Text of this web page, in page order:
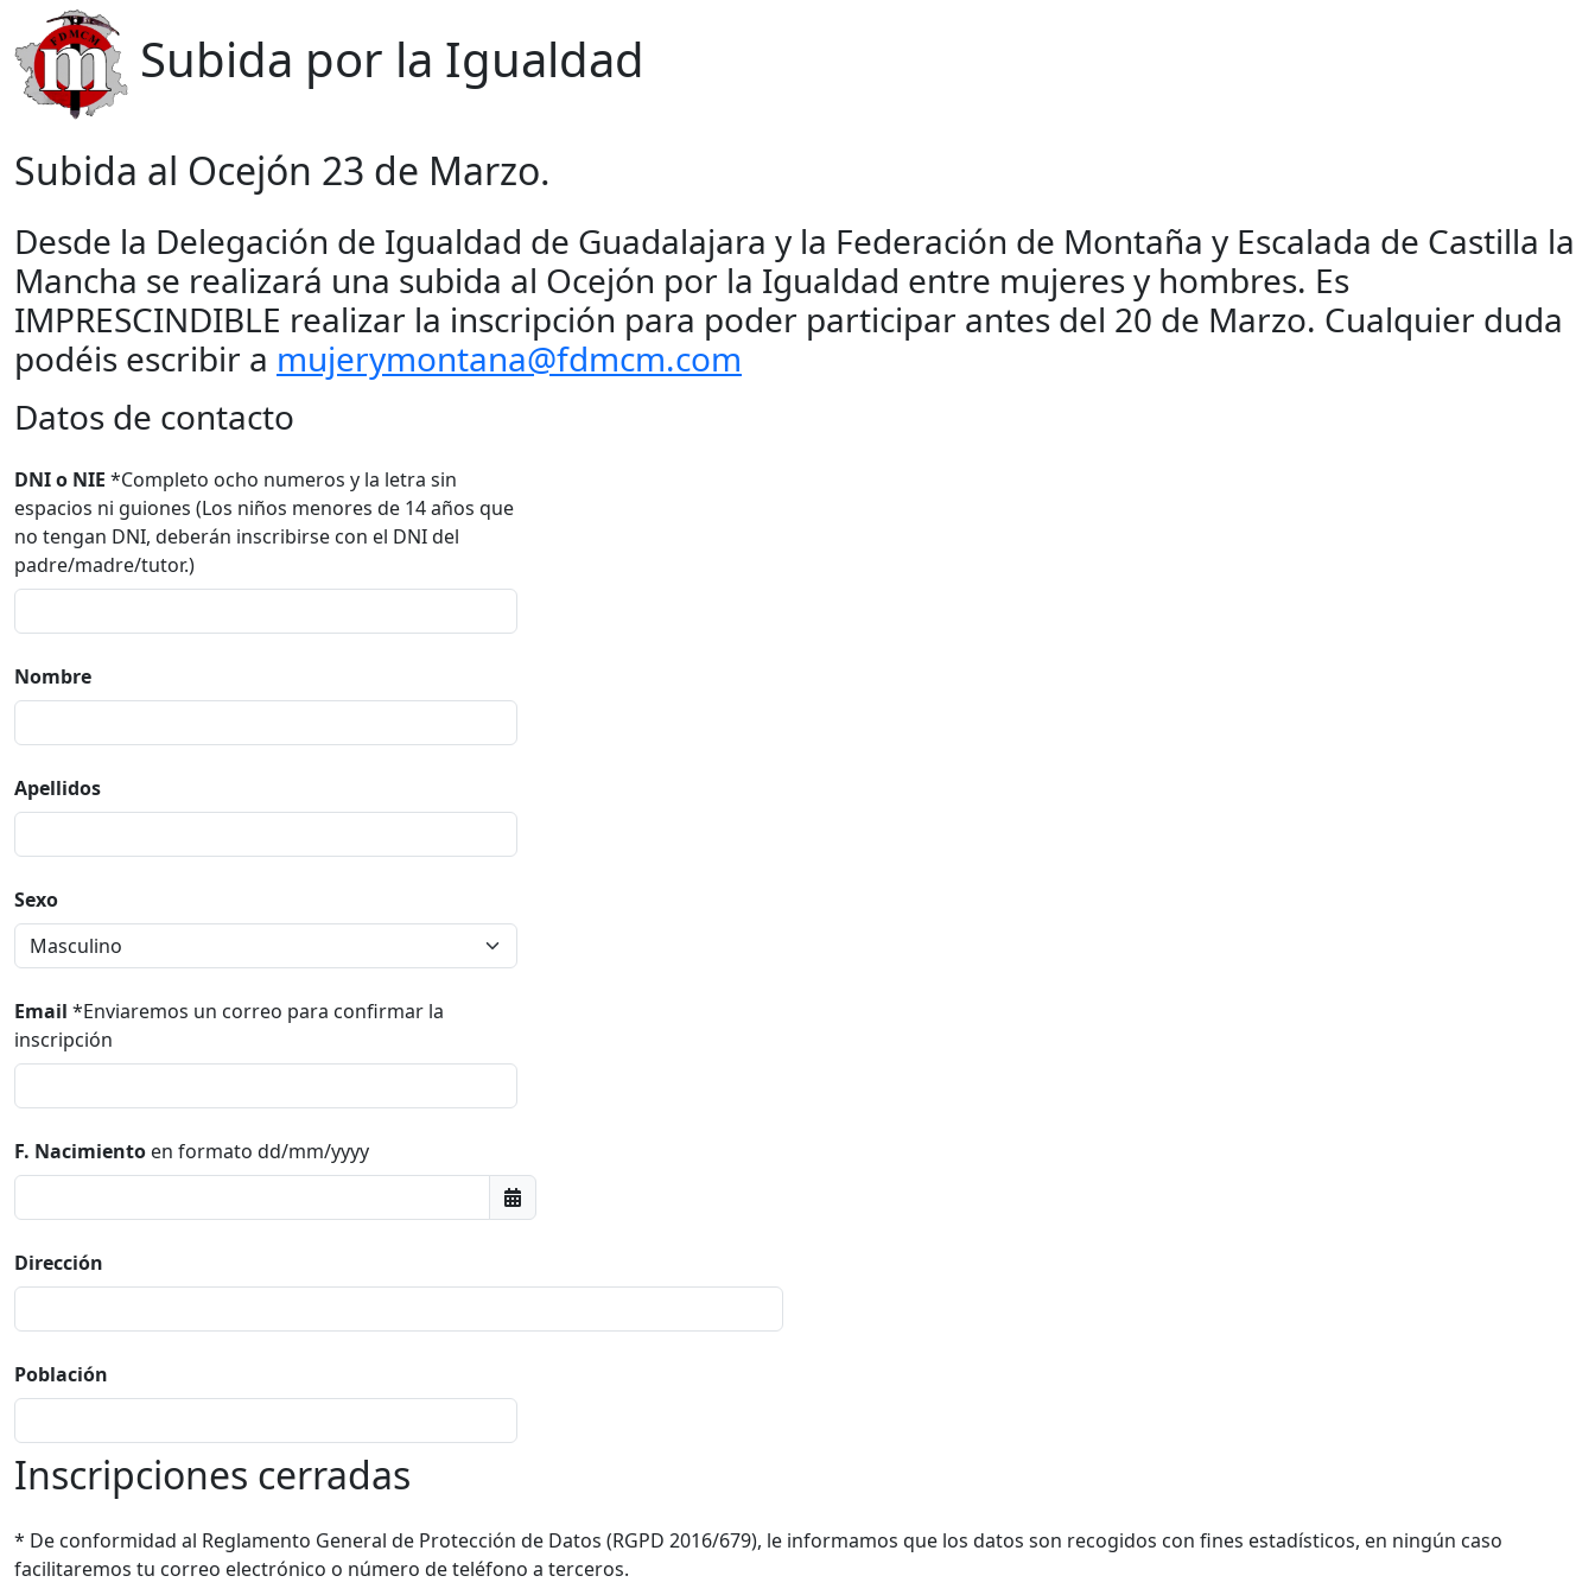
Subida por la Igualdad
Subida al Ocejón 23 de Marzo.
Desde la Delegación de Igualdad de Guadalajara y la Federación de Montaña y Escalada de Castilla la
Mancha se realizará una subida al Ocejón por la Igualdad entre mujeres y hombres. Es
IMPRESCINDIBLE realizar la inscripción para poder participar antes del 20 de Marzo. Cualquier duda
podéis escribir a mujerymontana@fdmcm.com
Datos de contacto
DNI o NIE *Completo ocho numeros y la letra sin
espacios ni guiones (Los niños menores de 14 años que
no tengan DNI, deberán inscribirse con el DNI del
padre/madre/tutor.)
Nombre
Apellidos
Sexo
Email *Enviaremos un correo para confirmar la
inscripción
F. Nacimiento en formato dd/mm/yyyy
Dirección
Población
Inscripciones cerradas
* De conformidad al Reglamento General de Protección de Datos (RGPD 2016/679), le informamos que los datos son recogidos con fines estadísticos, en ningún caso
facilitaremos tu correo electrónico o número de teléfono a terceros.